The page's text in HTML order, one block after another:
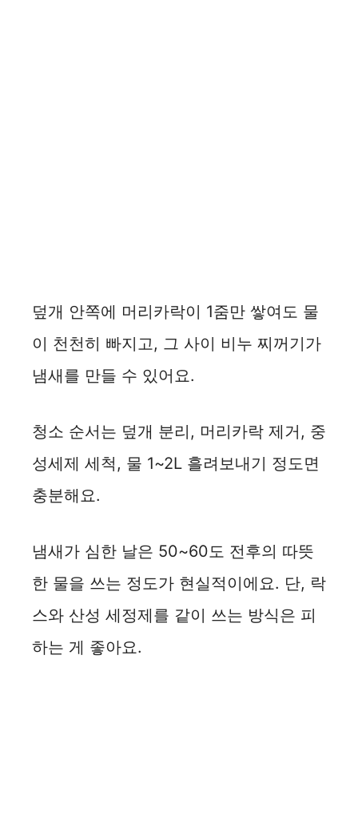
덮개 안쪽에 머리카락이 1줌만 쌓여도 물
이 천천히 빠지고, 그 사이 비누 찌꺼기가
냄새를 만들 수 있어요.
청소 순서는 덮개 분리, 머리카락 제거, 중
성세제 세척, 물 1~2L 흘려보내기 정도면
충분해요.
냄새가 심한 날은 50~60도 전후의 따뜻
한 물을 쓰는 정도가 현실적이에요. 단, 락
스와 산성 세정제를 같이 쓰는 방식은 피
하는 게 좋아요.